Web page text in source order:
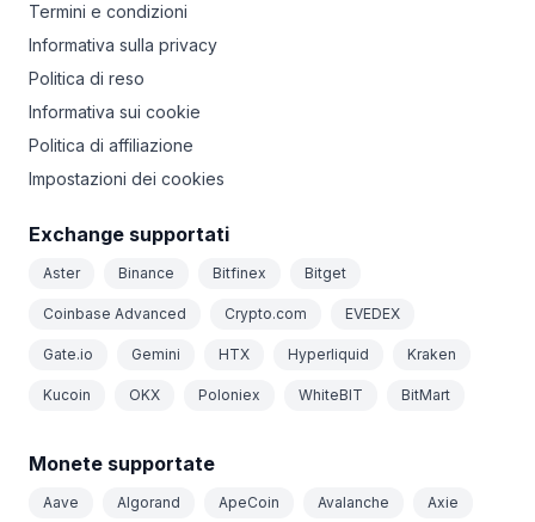
Termini e condizioni
Informativa sulla privacy
Politica di reso
Informativa sui cookie
Politica di affiliazione
Impostazioni dei cookies
Exchange supportati
Aster Binance Bitfinex Bitget
Coinbase Advanced Crypto.com EVEDEX
Gate.io Gemini HTX Hyperliquid Kraken
Kucoin OKX Poloniex WhiteBIT BitMart
Monete supportate
Aave Algorand ApeCoin Avalanche Axie